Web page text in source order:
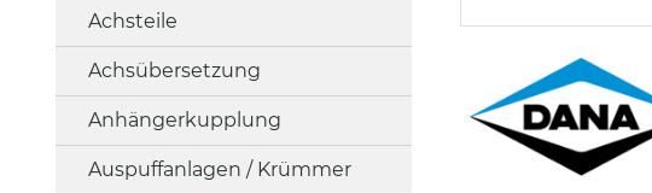
Achsteile
Achsübersetzung
Anhängerkupplung
Auspuffanlagen / Krümmer